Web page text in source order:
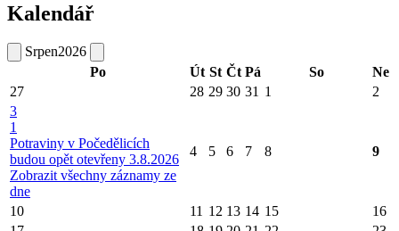
Kalendář
Srpen2026
Po
Út St Čt Pá So
Ne
27
28 29 30 31 1
2
3
1
Potraviny v Počedělicích
budou opět otevřeny 3.8.2026
Zobrazit všechny záznamy ze
dne
4 5 6 7 8 9
10 11 12 13 14 15
16